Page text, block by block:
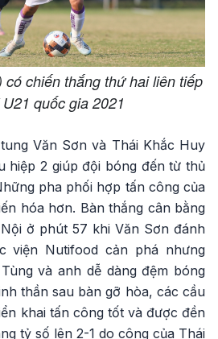
có chiến thắng thứ hai liên tiếp
quốc gia 2021
Văn Sơn và Thái Khắc Huy
hiệp 2 giúp đội bóng đến từ thủ
pha phối hợp tấn công của
hóa hơn. Bàn thắng cân bằng
ở phút 57 khi Văn Sơn đánh
viện Nutifood cản phá nhưng
và anh dễ dàng đệm bóng
thần sau bàn gỡ hòa, các cầu
khai tấn công tốt và được đền
tỷ số lên 2-1 do công của Thái